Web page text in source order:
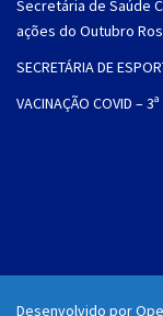
Secretária de Saúde
ações do Outubro
SECRETÁRIA DE
VACINAÇÃO COVID –
Desenvolvido por